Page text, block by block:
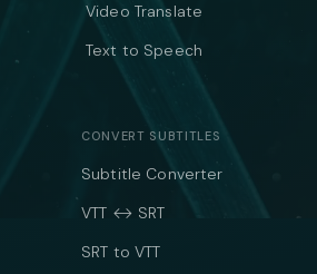
Video Translate
Text to Speech
CONVERT SUBTITLES
Subtitle Converter
VTT ↔ SRT
SRT to VTT